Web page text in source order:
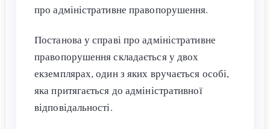
про адміністративне правопорушення.
Постанова у справі про адміністративне
правопорушення складається у двох
екземплярах, один з яких вручається особі,
яка притягається до адміністративної
відповідальності.